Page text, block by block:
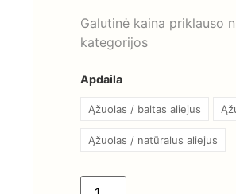
Galutinė kaina priklauso
kategorijos
Apdaila
Ąžuolas / baltas aliejus
Ąžuolas / natūralus aliejus